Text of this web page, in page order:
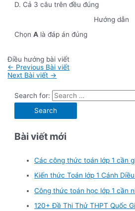
D. Cả 3 câu trên đều đúng
Hướng dẫn
ChọnA là đáp án đúng
Điều hướng bài viết
← Previous Bài viết
Next Bài viết →
Search for:
Bài viết mới
Các công thức toán lớp 1 cần
Kiến thức Toán lớp 1 Cánh
Công thức toán học lớp 1 cần
120+ Đề Thi Thử THPT Quốc